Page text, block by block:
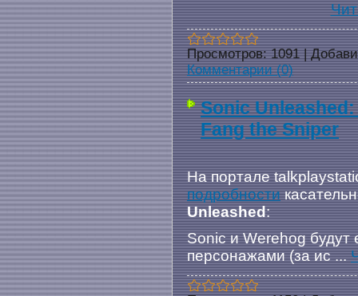
Просмотров: 1091 |
Комментарии (0)
Sonic
Fang the Sniper
На портале
подробности
Unleashed:
Sonic и Werehog
персонажами (за ис...